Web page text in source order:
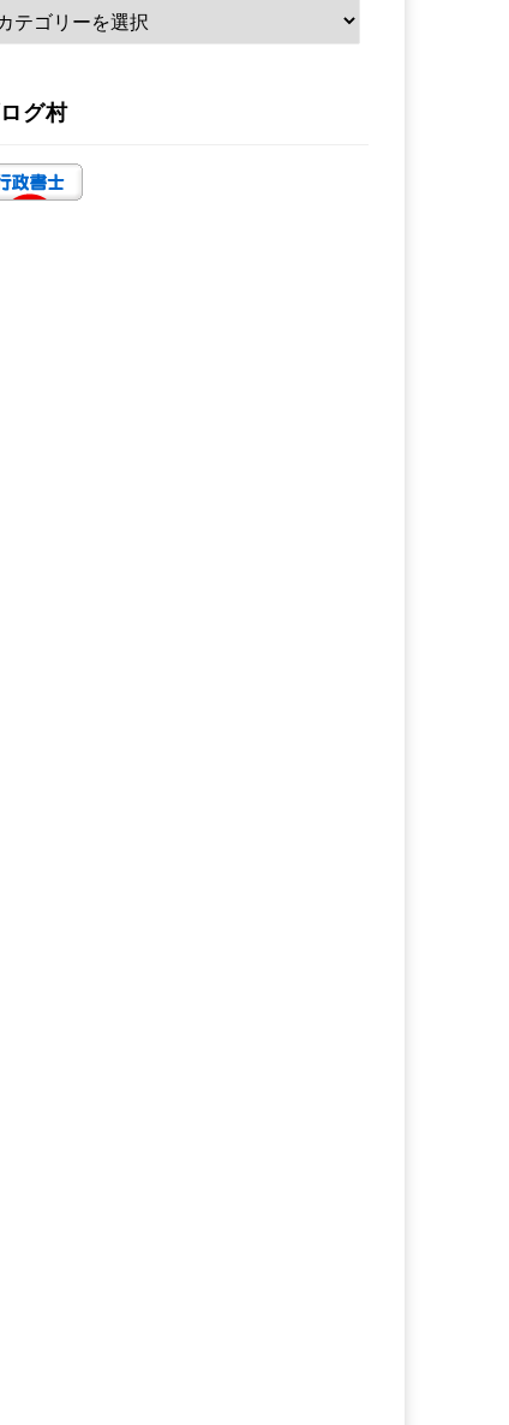
グ村